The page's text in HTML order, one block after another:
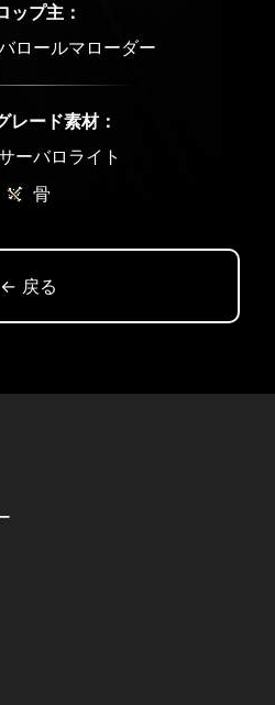
ップ主：
ロールマローダー
レード素材：
ーバロライト
骨
← 戻る